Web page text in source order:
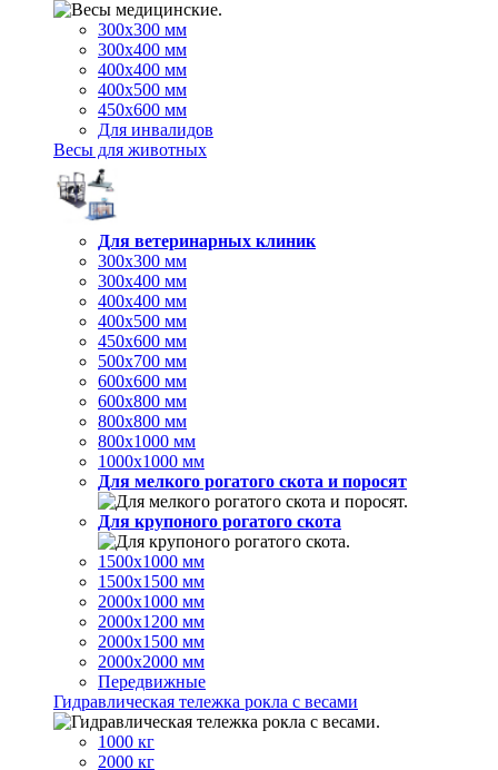
300х300 мм
300х400 мм
400х400 мм
400х500 мм
450х600 мм
Для инвалидов
Весы для животных
Для ветеринарных клиник
300х300 мм
300х400 мм
400х400 мм
400х500 мм
450х600 мм
500х700 мм
600х600 мм
600х800 мм
800х800 мм
800х1000 мм
1000х1000 мм
Для мелкого рогатого скота и поросят
Для крупоного рогатого скота
1500х1000 мм
1500х1500 мм
2000х1000 мм
2000х1200 мм
2000х1500 мм
2000х2000 мм
Передвижные
Гидравлическая тележка рокла с весами
1000 кг
2000 кг